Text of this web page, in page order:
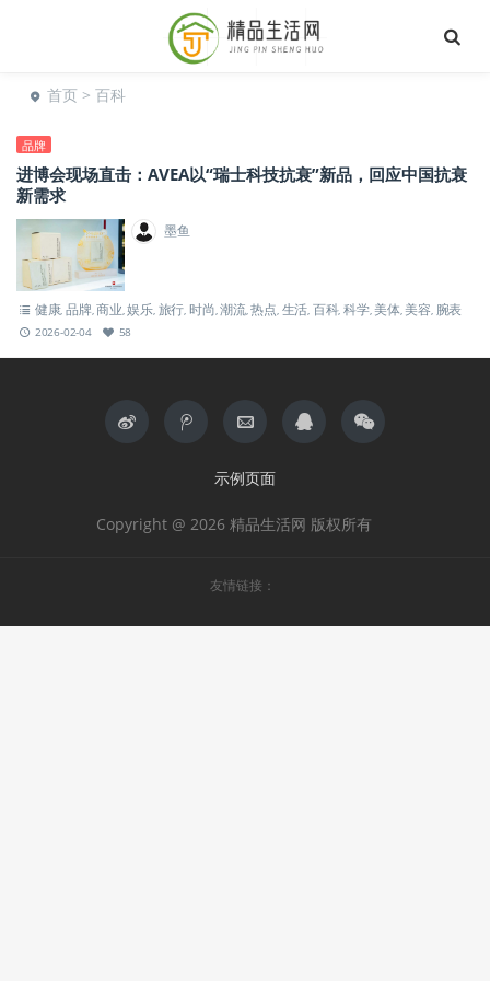
首页 > 百科
品牌
进博会现场直击：AVEA以“瑞士科技抗衰”新品，回应中国抗衰
新需求
墨鱼
健康,品牌,商业 ,娱乐 旅行 时尚 ,潮流,热点 生活 百科, 科学,美体,美容 腕表
2026-02-04 58
示例页面
Copyright @ 2026 精品生活网 版权所有
友情链接：